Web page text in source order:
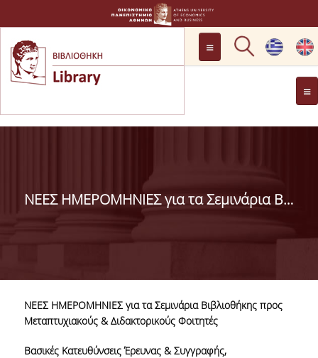
ΩΡΑΡΙΟ ΛΕΙΤΟΥΡΓΙΑΣ
Η ΓΝΩΜΗ ΣΑΣ ΜΕΤΡΑΕΙ
ΓΕΝΙΚΑ
ΕΠΙΤΡΟΠΗ
ΒΙΒΛΙΟΘΗΚΗΣ
ΔΩΡΕΕΣ
ΝΕΕΣ ΗΜΕΡΟΜΗΝΙΕΣ για τα Σεμινάρια Βιβλιοθήκης προς Μεταπτυχιακούς & Διδακτορικούς Φοιτητές
ΝΕΕΣ ΗΜΕΡΟΜΗΝΙΕΣ για τα Σεμινάρια Βιβλιοθήκης προς
Μεταπτυχιακούς & Διδακτορικούς Φοιτητές
Βασικές Κατευθύνσεις Έρευνας & Συγγραφής,